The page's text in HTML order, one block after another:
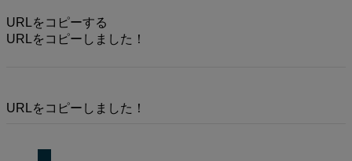
URLをコピーする
URLをコピーしました！
URLをコピーしました！